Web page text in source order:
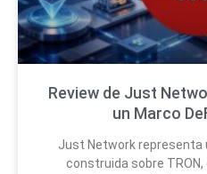
Review de Just
un Marco
Just Network representa
construida sobre